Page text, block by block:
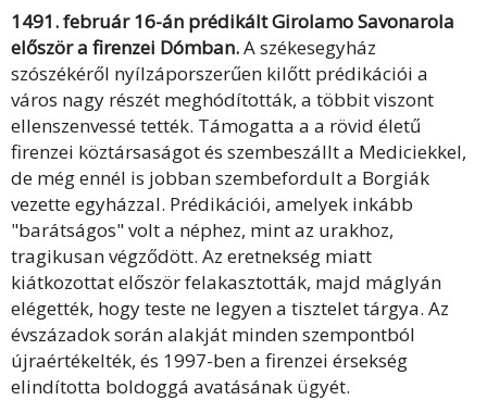
1491. február 16-án prédikált Girolamo Savonarola
először a firenzei Dómban.A székesegyház
szószékéről nyílzáporszerűen kilőtt prédikációi a
város nagy részét meghódították, a többit viszont
ellenszenvessé tették. Támogatta a a rövid életű
firenzei köztársaságot és szembeszállt a Mediciekkel,
de még ennél is jobban szembefordult a Borgiák
vezette egyházzal. Prédikációi, amelyek inkább
"barátságos" volt a néphez, mint az urakhoz,
tragikusan végződött. Az eretnekség miatt
kiátkozottat először felakasztották, majd máglyán
elégették, hogy teste ne legyen a tisztelet tárgya. Az
évszázadok során alakját minden szempontból
újraértékelték, és 1997-ben a firenzei érsekség
elindította boldoggá avatásának ügyét.